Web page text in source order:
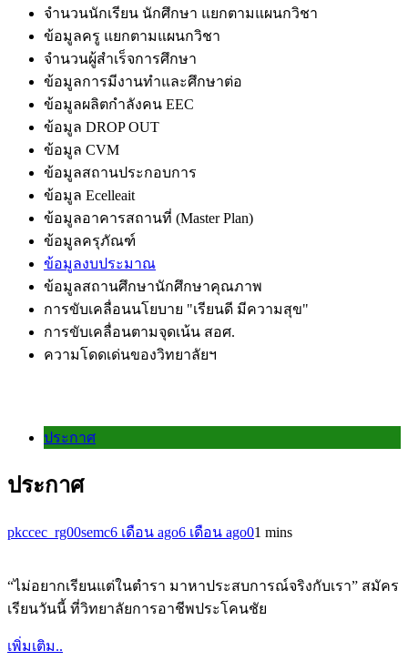
จำนวนนักเรียน นักศึกษา แยกตามแผนกวิชา
ข้อมูลครู แยกตามแผนกวิชา
จำนวนผู้สำเร็จการศึกษา
ข้อมูลการมีงานทำและศึกษาต่อ
ข้อมูลผลิตกำลังคน EEC
ข้อมูล DROP OUT
ข้อมูล CVM
ข้อมูลสถานประกอบการ
ข้อมูล Ecelleait
ข้อมูลอาคารสถานที่ (Master Plan)
ข้อมูลครุภัณฑ์
ข้อมูลงบประมาณ
ข้อมูลสถานศึกษานักศึกษาคุณภาพ
การขับเคลื่อนนโยบาย "เรียนดี มีความสุข"
การขับเคลื่อนตามจุดเน้น สอศ.
ความโดดเด่นของวิทยาลัยฯ
ประกาศ
ประกาศ
pkccec_rg00semc6 เดือน ago6 เดือน ago01 mins
“ไม่อยากเรียนแต่ในตำรา มาหาประสบการณ์จริงกับเรา” สมัคร
เรียนวันนี้ ที่วิทยาลัยการอาชีพประโคนชัย
เพิ่มเติม..